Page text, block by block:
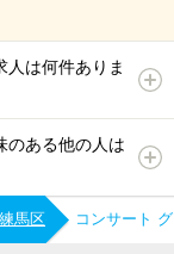
人は何件ありま
のある他の人は
練馬区 コンサート